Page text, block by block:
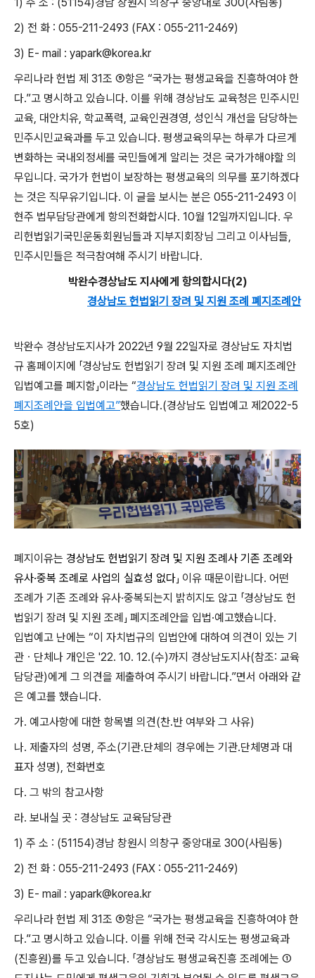
2) 전 화 : 055-211-2493 (FAX : 055-211-2469)
3) E- mail : yapark@korea.kr
우리나라 헌법 제 31조 ⑤항은 “국가는 평생교육을 진흥하여야 한
다.”고 명시하고 있습니다. 이를 위해 경상남도 교육청은 민주시민
교육, 대안치유, 학교폭력, 교육인권경영, 성인식 개선을 담당하는
민주시민교육과를 두고 있습니다. 평생교육의무는 하루가 다르게
변화하는 국내외정세를 국민들에게 알리는 것은 국가가해야할 의
무입니다. 국가가 헌법이 보장하는 평생교육의 의무를 포기하겠다
는 것은 직무유기입니다. 이 글을 보시는 분은 055-211-2493 이
현주 법무담당관에게 항의전화합시다. 10월 12일까지입니다. 우
리헌법읽기국민운동회원님들과 지부지회장님 그리고 이사님들,
민주시민들은 적극참여해 주시기 바랍니다.
박완수경상남도 지사에게 항의합시다(2)
경상남도 헌법읽기 장려 및 지원 조례 폐지조례안
박완수 경상남도지사가 2022년 9월 22일자로 경상남도 자치법
규 홈페이지에 「경상남도 헌법읽기 장려 및 지원 조례 폐지조례안
입법예고를 폐지함」이라는 “경상남도 헌법읽기 장려 및 지원 조례
폐지조례안을 입법예고”했습니다.(경상남도 입법예고 제 2022-5
5호)
폐지이유는 경상남도 헌법읽기 장려 및 지원 조례사 기존 조례와
유사·중복 조례로 사업의 실효성 없다」 이유 때문이랍니다. 어떤
조례가 기존 조례와 유사·중복되는지 밝히지도 않고 「경상남도 헌
법읽기 장려 및 지원 조례 」 폐지조례안을 입법·예고했습니다.
입법예고 난에는 “이 자치법규의 입법안에 대하여 의견이 있는 기
관ㆍ단체나 개인은 '22. 10. 12.(수)까지 경상남도지사(참조: 교육
담당관)에게 그 의견을 제출하여 주시기 바랍니다.”면서 아래와 같
은 예고를 했습니다.
가. 예고사항에 대한 항목별 의견(찬․반 여부와 그 사유)
나. 제출자의 성명, 주소(기관․단체의 경우에는 기관․단체명과 대
표자 성명), 전화번호
다. 그 밖의 참고사항
라. 보내실 곳 : 경상남도 교육담당관
1) 주 소 : (51154)경남 창원시 의창구 중앙대로 300(사림동)
2) 전 화 : 055-211-2493 (FAX : 055-211-2469)
3) E- mail : yapark@korea.kr
우리나라 헌법 제 31조 ⑤항은 “국가는 평생교육을 진흥하여야 한
다.”고 명시하고 있습니다. 이를 위해 전국 각시도는 평생교육과
(진흥원)를 두고 있습니다. 「경상남도 평생교육진흥 조례에는 ①